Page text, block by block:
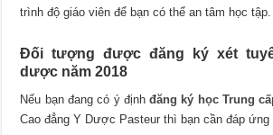
trình độ giáo viên để bạn có thể an tâm học tập.
Đối tượng được đăng ký xét
dược năm 2018
Nếu bạn đang có ý địnhđăng ký học Trung
Cao đẳng Y Dược Pasteur thì bạn cần đáp ứng